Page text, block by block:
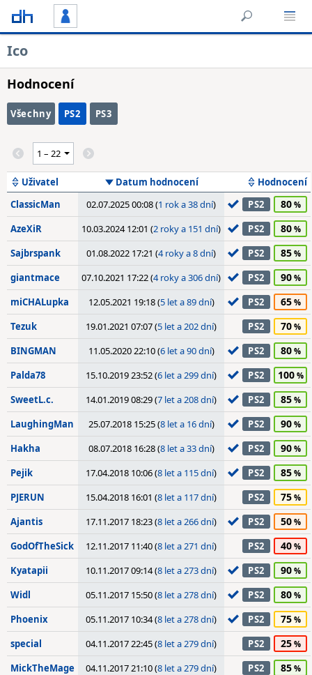
Ico
Hodnocení
Všechny PS2 PS3
Uživatel Datum hodnocení
Hodnocení
ClassicMan
02.07.2025 00:08 (1 rok a 38 dní) PS2 80
AzeXiR 10.03.2024 12:01 (2 roky a 151 dní) PS2 80
Sajbrspank 01.08.2022 17:21 (4 roky a 8 dní) PS2 85
giantmace 07.10.2021 17:22 (4 roky a 306 dní) PS2 90
miCHALupka 12.05.2021 19:18 (5 let a 89 dní) PS2 65
Tezuk 19.01.2021 07:07 (5 let a 202 dní) PS2 70
BINGMAN 11.05.2020 22:10 (6 let a 90 dní) PS2 80
Palda78 15.10.2019 23:52 (6 let a 299 dní) PS2 100
SweetL.c. 14.01.2019 08:29 (7 let a 208 dní) PS2 85
LaughingMan 25.07.2018 15:25 (8 let a 16 dní) PS2 90
Hakha 08.07.2018 16:28 (8 let a 33 dní) PS2 90
Pejik 17.04.2018 10:06 (8 let a 115 dní) PS2 85
PJERUN 15.04.2018 16:01 (8 let a 117 dní) PS2 75
Ajantis 17.11.2017 18:23 (8 let a 266 dní) PS2 50
GodOfTheSick 12.11.2017 11:40 (8 let a 271 dní) PS2 40
Kyatapii 10.11.2017 09:14 (8 let a 273 dní) PS2 90
Widl 05.11.2017 15:50 (8 let a 278 dní) PS2 80
Phoenix 05.11.2017 10:34 (8 let a 278 dní) PS2 75
special 04.11.2017 22:45 (8 let a 279 dní) PS2 25
MickTheMage 04.11.2017 21:10 (8 let a 279 dní) PS2 85